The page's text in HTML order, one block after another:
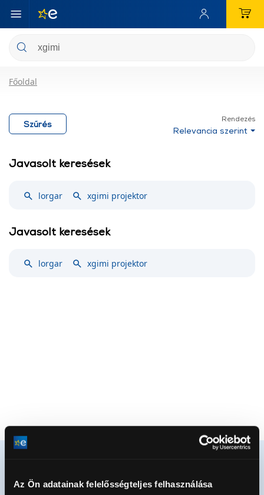
Az Ön adatainak felelősségteljes felhasználása
Főoldal
Szűrés
Rendezés
Relevancia szerint
Javasolt keresések
lorgar xgimi projektor
Javasolt keresések
lorgar xgimi projektor